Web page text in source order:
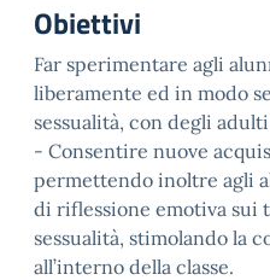
Obiettivi
Far sperimentare agli
liberamente ed in modo
sessualità, con degli
- Consentire nuove
permettendo inoltre agli
di riflessione emotiva sui
sessualità, stimolando la
all’interno della classe.